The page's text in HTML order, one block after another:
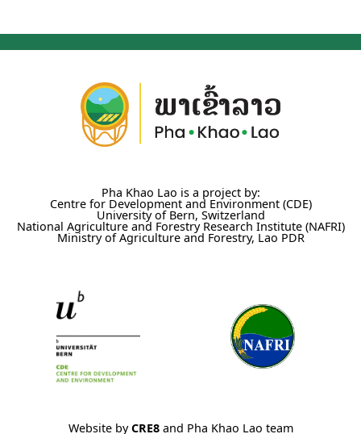
Pha Khao Lao is a project by:
Centre for Development and Environment (CDE)
University of Bern, Switzerland
National Agriculture and Forestry Research Institute (NAFRI)
Ministry of Agriculture and Forestry, Lao PDR
Website byCRE8and Pha Khao Lao team